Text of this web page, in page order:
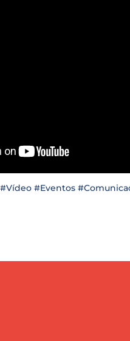
#Eventos